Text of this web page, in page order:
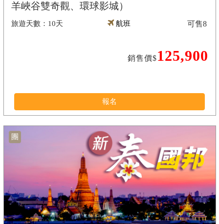
羊峽谷雙奇觀、環球影城）
10天 航班
銷售價$125,900
可售8
報名
團